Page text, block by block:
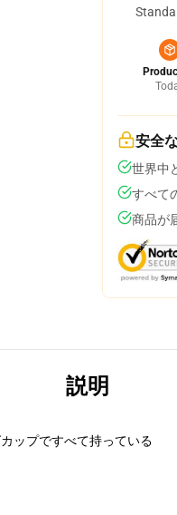
安全
世界中
すべて
商品が
説明
ップですべて持っている